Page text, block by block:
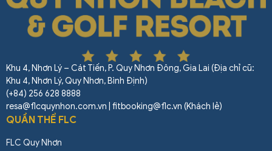
Khu 4, Nhơn Lý – Cát Tiến, P. Quy Nhơn Đông, Gia Lai (Địa chỉ cũ:
Khu 4, Nhơn Lý, Quy Nhơn, Bình Định)
(+84) 256 628 8888
resa@flcquynhon.com.vn | fitbooking@flc.vn (Khách lẻ)
QUẦN THỂ FLC
FLC Quy Nhơn